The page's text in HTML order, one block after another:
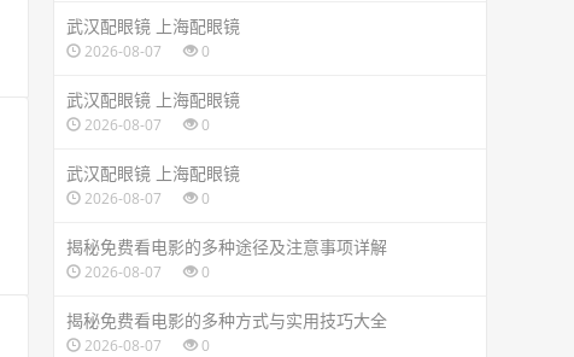
武汉配眼镜 上海配眼镜
2026-08-07 0
武汉配眼镜 上海配眼镜
2026-08-07 0
武汉配眼镜 上海配眼镜
2026-08-07 0
揭秘免费看电影的多种途径及注意事项详解
2026-08-07 0
揭秘免费看电影的多种方式与实用技巧大全
2026-08-07 0